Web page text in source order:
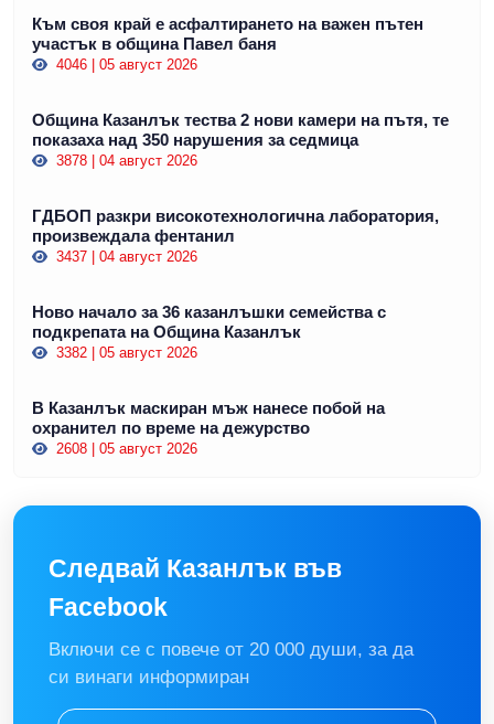
Към своя край е асфалтирането на важен пътен
участък в община Павел баня
4046 | 05 август 2026
Община Казанлък тества 2 нови камери на пътя, те
показаха над 350 нарушения за седмица
3878 | 04 август 2026
ГДБОП разкри високотехнологична лаборатория,
произвеждала фентанил
3437 | 04 август 2026
Ново начало за 36 казанлъшки семейства с
подкрепата на Община Казанлък
3382 | 05 август 2026
В Казанлък маскиран мъж нанесе побой на
охранител по време на дежурство
2608 | 05 август 2026
Следвай Казанлък във
Facebook
Включи се с повече от 20 000 души, за да
си винаги информиран